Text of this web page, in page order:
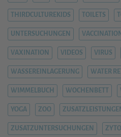
THIRDCULTUREKIDS TOILETS
UNTERSUCHUNGEN VACCINATION
VAXINATION VIDEOS VIRUS
WASSEREINLAGERUNG WATER
WIMMELBUCH WOCHENBETT
YOGA ZOO
ZUSATZUNTERSUCHUNGEN